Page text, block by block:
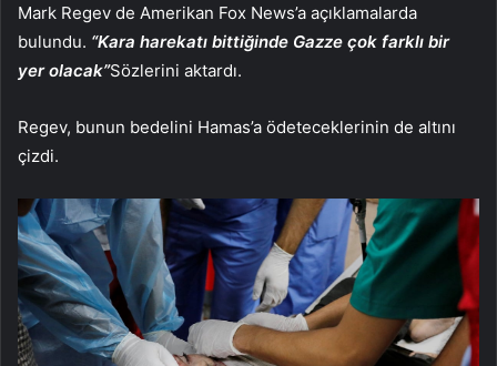
Mark Regev de Amerikan Fox News’a açıklamalarda
bulundu. “Kara harekatı bittiğinde Gazze çok farklı bir
yer olacak”Sözlerini aktardı.
Regev, bunun bedelini Hamas’a ödeteceklerinin de altını
çizdi.